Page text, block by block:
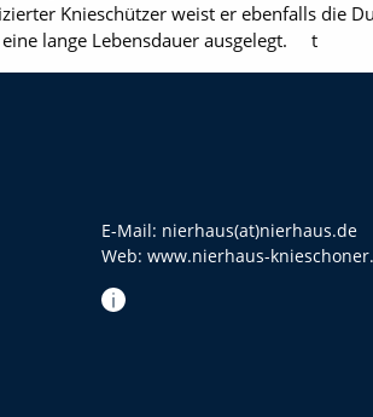
Knieschützer weist er ebenfalls die
lange Lebensdauer ausgelegt. t
E-Mail: nierhaus(at)nierhaus.de
Web: www.nierhaus-